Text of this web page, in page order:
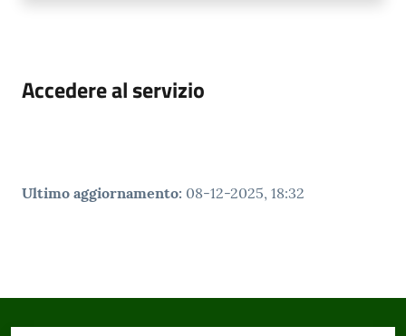
Accedere al servizio
Ultimo aggiornamento: 08-12-2025, 18:32